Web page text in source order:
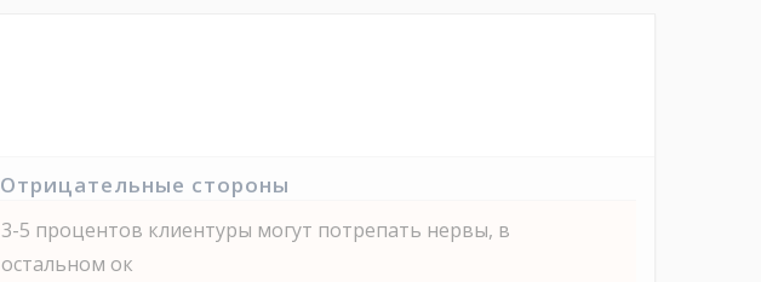
Отрицательные стороны
3-5 процентов клиентуры могут потрепать нервы, в
остальном ок